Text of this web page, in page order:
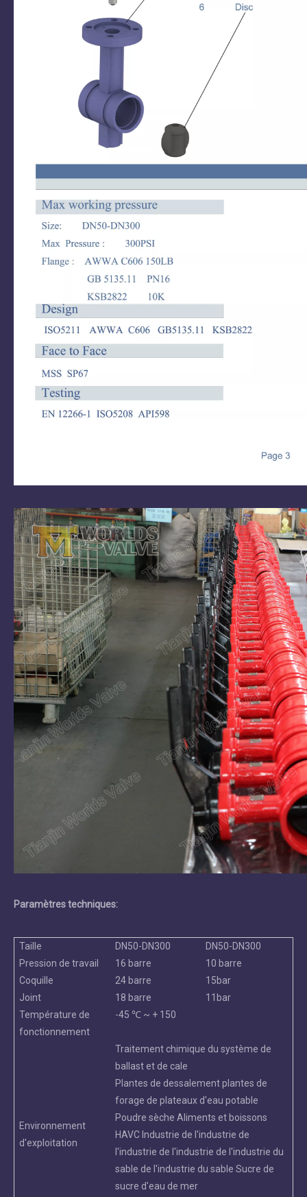
Paramètres techniques:
Taille DN50-DN300
DN50-DN300
Pression de travail
16 barre
10 barre
Coquille
24 barre
15bar
Joint
18 barre
11bar
Température de
fonctionnement
-45 ℃ ~ + 150
Environnement
d'exploitation
Traitement chimique du système de
ballast et de cale
Plantes de dessalement plantes de
forage de plateaux d'eau potable
Poudre sèche Aliments et boissons
HAVC Industrie de l'industrie de
l'industrie de l'industrie de l'industrie du
sable de l'industrie du sable Sucre de
sucre d'eau de mer